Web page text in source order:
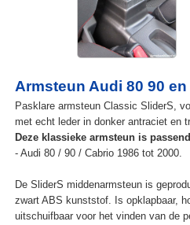
Armsteun Audi 80 90
Pasklare armsteun Classic SliderS,
met echt leder in donker antraciet en
Deze klassieke armsteun is
- Audi 80 / 90 / Cabrio 1986 tot 2000.
De SliderS middenarmsteun is
zwart ABS kunststof. Is opklapbaar,
uitschuifbaar voor het vinden van de